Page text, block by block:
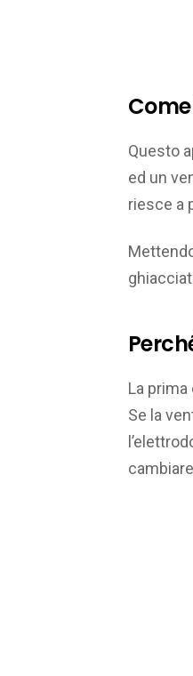
Questo
ed un
riesce a
La
Se la